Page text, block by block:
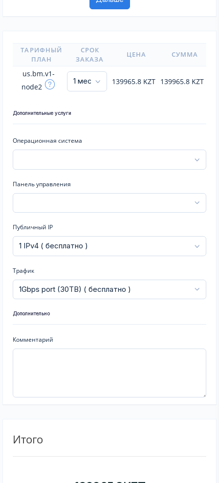
ТАРИФНЫЙ
ПЛАН
СРОК
ЗАКАЗА
ЦЕНА СУММА
us.bm.v1-
node2
139965.8 KZT 139965.8 KZT
Дополнительные услуги
Операционная система
Панель управления
Публичный IP
Трафик
Дополнительно
Комментарий
Итого